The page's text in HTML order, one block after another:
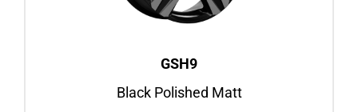
GSH9
Black Polished Matt
Fiat Ducato, ab BJ 2006